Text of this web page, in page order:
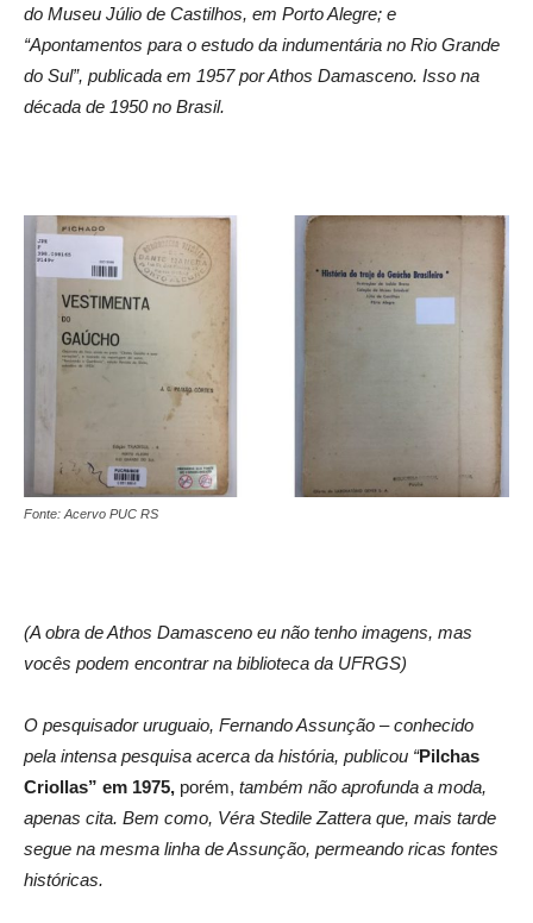
do Museu Júlio de Castilhos, em Porto Alegre; e
“Apontamentos para o estudo da indumentária no Rio Grande
do Sul”, publicada em 1957 por Athos Damasceno. Isso na
década de 1950 no Brasil.
Fonte: Acervo PUC RS
(A obra de Athos Damasceno eu não tenho imagens, mas
vocês podem encontrar na biblioteca da UFRGS)
O pesquisador uruguaio, Fernando Assunção – conhecido
pela intensa pesquisa acerca da história, publicou “Pilchas
Criollas” em 1975, porém, também não aprofunda a moda,
apenas cita. Bem como, Véra Stedile Zattera que, mais tarde
segue na mesma linha de Assunção, permeando ricas fontes
históricas.